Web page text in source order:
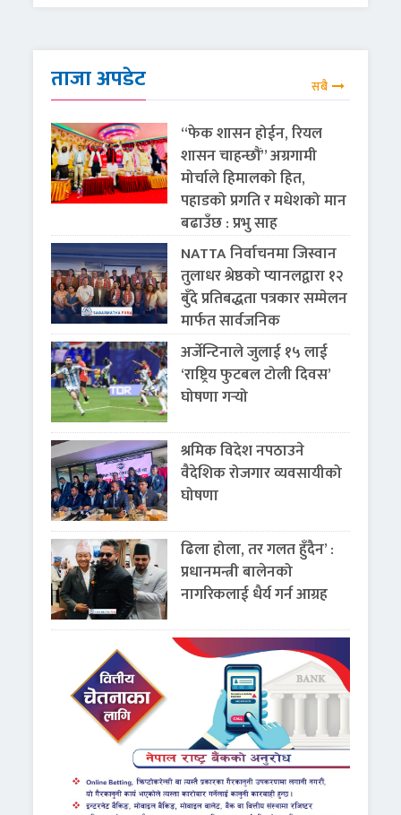
ताजा अपडेट सबै
“फेक शासन होईन, रियल
शासन चाहन्छौं” अग्रगामी
मोर्चाले हिमालको हित,
पहाडको प्रगति र मधेशको मान
बढाउँछ : प्रभु साह
NATTA निर्वाचनमा जिस्वान
तुलाधर श्रेष्ठको प्यानलद्वारा १२
बुँदे प्रतिबद्धता पत्रकार सम्मेलन
मार्फत सार्वजनिक
अर्जेन्टिनाले जुलाई १५ लाई
‘राष्ट्रिय फुटबल टोली दिवस’
घोषणा गर्‍यो
श्रमिक विदेश नपठाउने
वैदेशिक रोजगार व्यवसायीको
घोषणा
ढिला होला, तर गलत हुँदैन’ :
प्रधानमन्त्री बालेनको
नागरिकलाई धैर्य गर्न आग्रह